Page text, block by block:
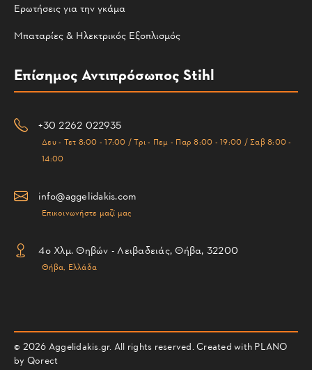
Ερωτήσεις για την γκάμα
Μπαταρίες & Ηλεκτρικός Εξοπλισμός
Επίσημος Αντιπρόσωπος Stihl
+30 2262 022935
Δευ - Τετ 8:00 - 17:00 / Τρι - Πεμ - Παρ 8:00 - 19:00 / Σαβ 8:00 -
14:00
info@aggelidakis.com
Επικοινωνήστε μαζί μας
4ο Χλμ. Θηβών - Λειβαδειάς, Θήβα, 32200
Θήβα, Ελλάδα
© 2026 Aggelidakis.gr. All rights reserved. Created with PLANO
by Qorect